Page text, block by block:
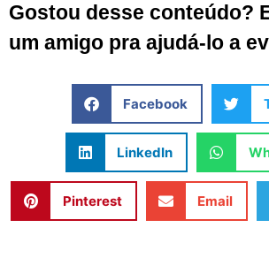
Gostou desse conteúdo?
um amigo pra ajudá-lo a
Facebook
LinkedIn
Pinterest Email